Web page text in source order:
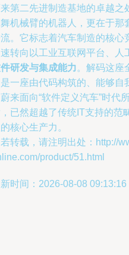
第二先进制造基地的卓越之
机械臂的机器人，更在于那
。它标志着汽车制造的核心
转向以工业互联网平台、人
研发与集成能力。解码这座
一座由代码构筑的、能够自
来面向“软件定义汽车”时代
已然超越了传统IT支持的范
核心生产力。
转载，请注明出处：http://
product/51.html
时间：2026-08-08 09:13:16